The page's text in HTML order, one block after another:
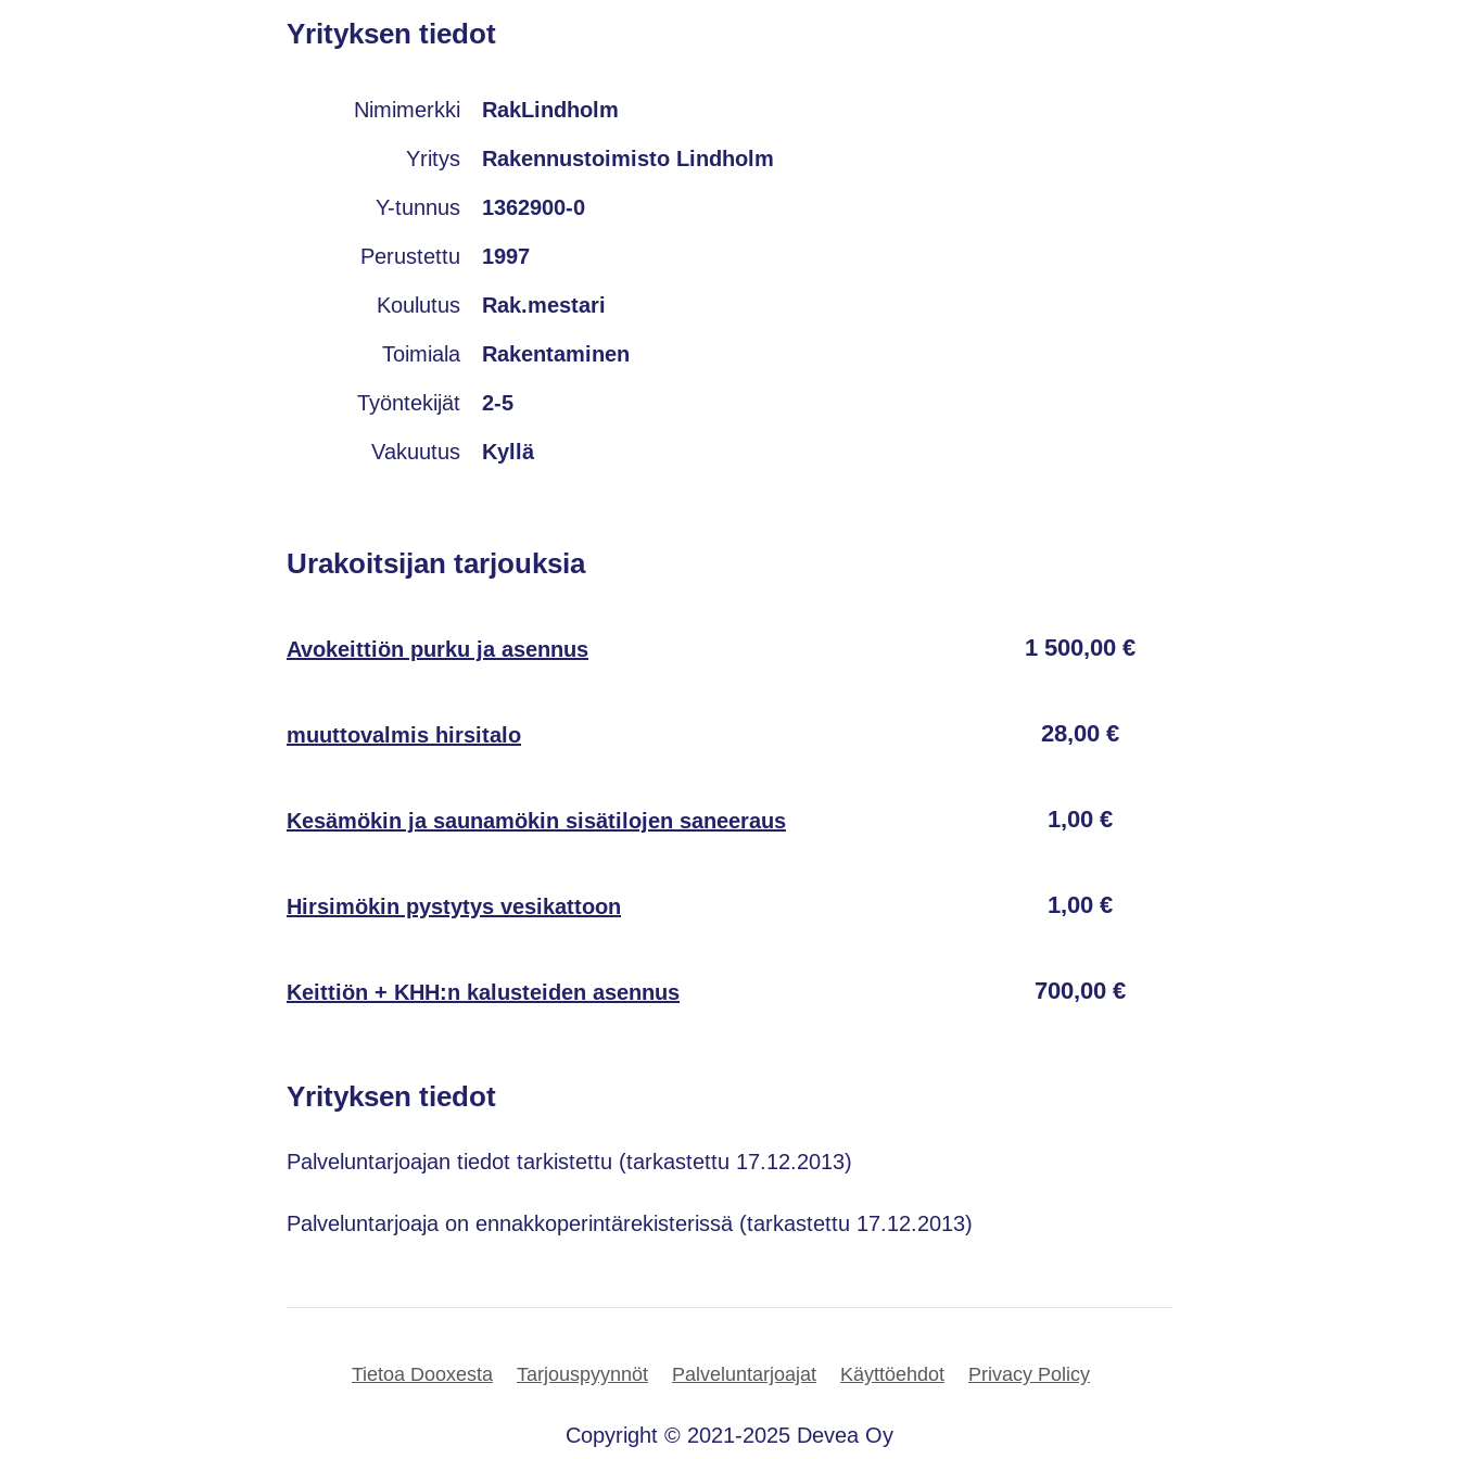
Yrityksen tiedot
Nimimerkki RakLindholm
Yritys Rakennustoimisto Lindholm
Y-tunnus 1362900-0
Perustettu 1997
Koulutus Rak.mestari
Toimiala Rakentaminen
Työntekijät 2-5
Vakuutus Kyllä
Urakoitsijan tarjouksia
Avokeittiön purku ja asennus 1 500,00 €
muuttovalmis hirsitalo 28,00 €
Kesämökin ja saunamökin sisätilojen saneeraus 1,00 €
Hirsimökin pystytys vesikattoon 1,00 €
Keittiön + KHH:n kalusteiden asennus 700,00 €
Yrityksen tiedot
Palveluntarjoajan tiedot tarkistettu (tarkastettu 17.12.2013)
Palveluntarjoaja on ennakkoperintärekisterissä (tarkastettu 17.12.2013)
Tietoa Dooxesta Tarjouspyynnöt Palveluntarjoajat Käyttöehdot Privacy Policy
Copyright © 2021-2025 Devea Oy